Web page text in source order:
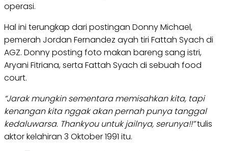
operasi.
Hal ini terungkap dari postingan Donny Michael,
pemerah Jordan Fernandez ayah tiri Fattah Syach di
AGZ. Donny posting foto makan bareng sang istri,
Aryani Fitriana, serta Fattah Syach di sebuah food
court.
“Jarak mungkin sementara memisahkan kita, tapi
kenangan kita nggak akan pernah punya tanggal
kedaluwarsa. Thankyou untuk jailnya, serunya!!”tulis
aktor kelahiran 3 Oktober 1991 itu.